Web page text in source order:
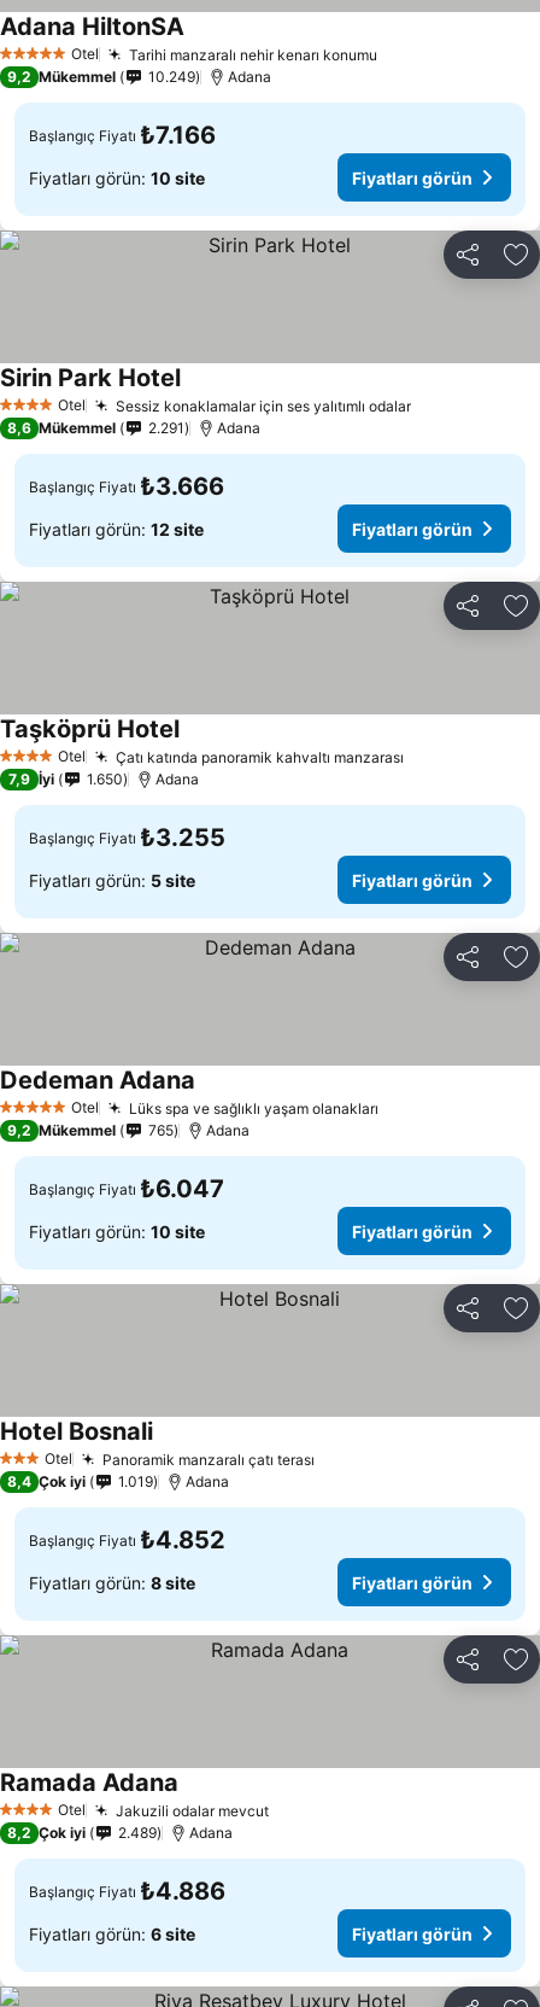
5 Yıldız Otel Tarihi manzaralı nehir kenarı konumu
Adana HiltonSAFiyatları görün
9,2 Mükemmel 10.249 Adana
Başlangıç Fiyatı ₺7.166
Fiyatları görün: 10 site Fiyatları görün
Paylaş
4 Yıldız Otel Sessiz konaklamalar için ses yalıtımlı odalarFiyatları görün
Sirin Park HotelFiyatları görün
8,6 Mükemmel 2.291 Adana
Başlangıç Fiyatı ₺3.666
Fiyatları görün: 12 site Fiyatları görün
Paylaş
4 Yıldız Otel Çatı katında panoramik kahvaltı manzarası
Taşköprü HotelFiyatları görün
7,9 İyi 1.650 Adana
Başlangıç Fiyatı ₺3.255
Fiyatları görün: 5 site Fiyatları görün
Paylaş
5 Yıldız Otel Lüks spa ve sağlıklı yaşam olanakları
Dedeman Adana
9,2 Mükemmel 765 Adana
Başlangıç Fiyatı ₺6.047
Fiyatları görün: 10 site Fiyatları görün
Paylaş
3 YıldızOtel Panoramik manzaralı çatı terası
Hotel BosnaliFiyatları görün
8,4 Çok iyi 1.019 Adana
Başlangıç Fiyatı ₺4.852
Fiyatları görün: 8 site Fiyatları görün
Paylaş
4 Yıldız Otel Jakuzili odalar mevcutFiyatları görün
Ramada Adana
8,2 Çok iyi 2.489 Adana
Başlangıç Fiyatı ₺4.886
Fiyatları görün: 6 site Fiyatları görün